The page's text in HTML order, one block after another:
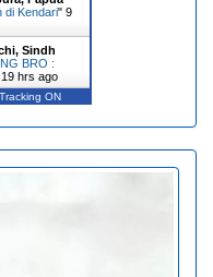
di Kendari" 9
Sindh
BRO :
hrs ago
Tracking ON